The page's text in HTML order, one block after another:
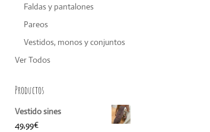
Faldas y pantalones
Pareos
Vestidos, monos y conjuntos
Ver Todos
Productos
Vestido sines
49,99€